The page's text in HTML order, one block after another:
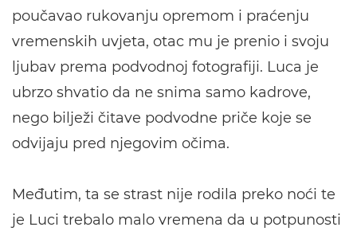
poučavao rukovanju opremom i praćenju
vremenskih uvjeta, otac mu je prenio i svoju
ljubav prema podvodnoj fotografiji. Luca je
ubrzo shvatio da ne snima samo kadrove,
nego bilježi čitave podvodne priče koje se
odvijaju pred njegovim očima.
Međutim, ta se strast nije rodila preko noći te
je Luci trebalo malo vremena da u potpunosti